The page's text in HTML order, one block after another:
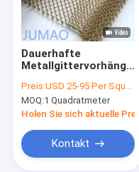
Dauerhafte
Metallgittervorhänge
Büro- und
Wohnkultur
Preis:USD 25-95 Per Square Meter
MOQ:1 Quadratmeter
Holen Sie sich aktuelle Preis
Kontakt